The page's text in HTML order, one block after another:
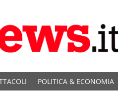
POLITICA & ECONOMIA